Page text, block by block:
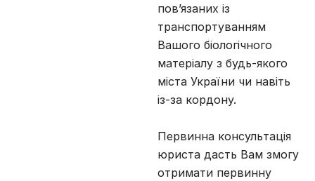
пов’язаних із
транспортуванням
Вашого біологічного
матеріалу з будь-якого
міста України чи навіть
із-за кордону.
Первинна консультація
юриста дасть Вам змогу
отримати первинну